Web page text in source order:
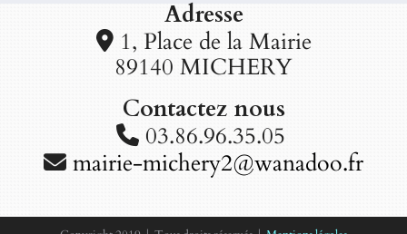
Adresse
1, Place de la Mairie
89140 MICHERY
Contactez nous
03.86.96.35.05
 mairie-michery2@wanadoo.fr